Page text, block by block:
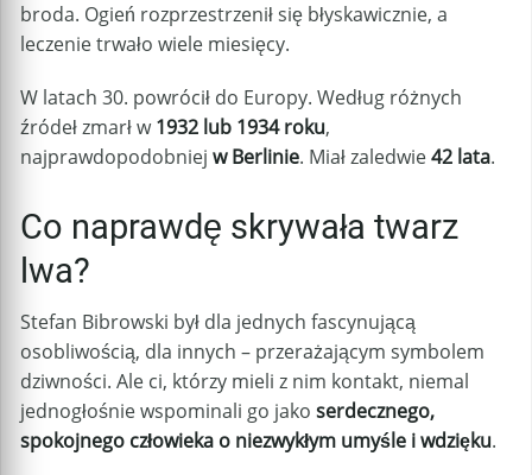
broda. Ogień rozprzestrzenił się błyskawicznie, a
leczenie trwało wiele miesięcy.
W latach 30. powrócił do Europy. Według różnych
źródeł zmarł w1932 lub 1934 roku,
najprawdopodobniej w Berlinie. Miał zaledwie42 lata.
Co naprawdę skrywała twarz
lwa?
Stefan Bibrowski był dla jednych fascynującą
osobliwością, dla innych – przerażającym symbolem
dziwności. Ale ci, którzy mieli z nim kontakt, niemal
jednogłośnie wspominali go jako serdecznego,
spokojnego człowieka o niezwykłym umyśle i wdzięku.